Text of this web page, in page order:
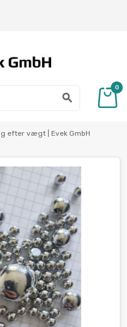
search
0
efter vægt | Evek GmbH